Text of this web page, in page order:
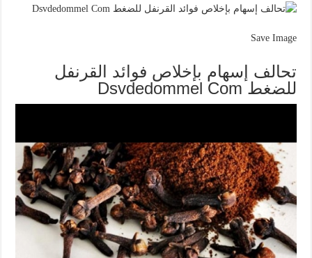
Save Image
تحالف إسهام بإخلاص فوائد القرنفل
للضغط Dsvdedommel Com